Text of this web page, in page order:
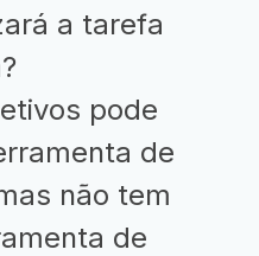
a tarefa
pode
de
não tem
de